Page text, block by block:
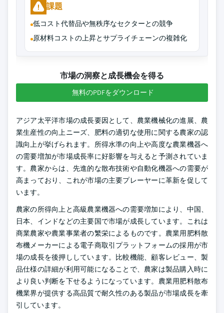
課題
低コスト代替品や無秩序なセクターとの競争
原材料コストの上昇とサプライチェーンの複雑化
市場の洞察と成長機会を得る
無料のPDFをダウンロード
アジア太平洋市場の成長要因として、農業機械化の進展、農
業生産性の向上ニーズ、肥料の適切な使用に関する農家の認
識向上が挙げられます。所得水準の向上や高度な農業機器へ
の需要増加が市場成長率に好影響を与えると予測されていま
す。農家からは、先進的な散布技術や自動化機器への需要が
高まっており、これが市場の主要プレーヤーに革新を促して
います。
農家の所得向上と高級農業機器への需要増加により、中国、
日本、インドなどの主要国で市場が成長しています。これは
商業農家や農業事業者の繁栄によるものです。農業用肥料散
布機メーカーによる電子商取引プラットフォームの採用が市
場の成長を後押ししています。比較機能、顧客レビュー、製
品仕様の詳細が利用可能になることで、農家は製品購入時に
より良い判断を下せるようになっています。農業用肥料散布
機業界が提供する高品質で耐久性のある製品が市場成長を牽
引しています。